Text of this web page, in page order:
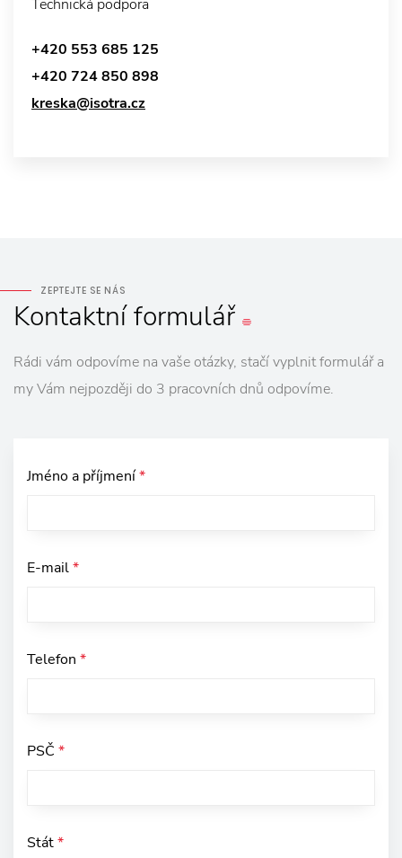
Technická podpora
+420 553 685 125
+420 724 850 898
kreska@isotra.cz
ZEPTEJTE SE NÁS
Kontaktníformulář
Rádi vám odpovíme na vaše otázky, stačí vyplnit formulář a
my Vám nejpozději do 3 pracovních dnů odpovíme.
Jméno a příjmení*
E-mail*
Telefon *
PSČ *
Stát*